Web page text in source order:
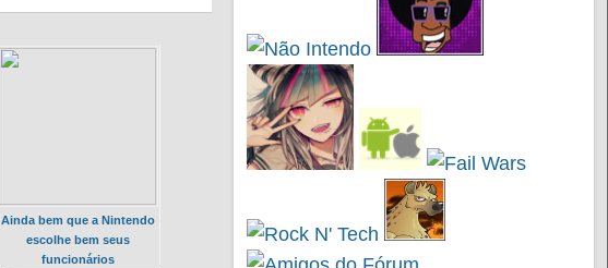
Ainda bem que a Nintendo
escolhe bem seus
funcionários